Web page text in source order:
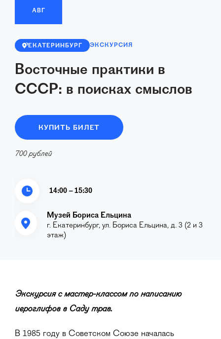
АВГ
ЕКАТЕРИНБУРГ ЭКСКУРСИЯ
Восточные практики в
СССР: в поисках смыслов
КУПИТЬ БИЛЕТ
700 рублей
14:00 – 15:30
Музей Бориса Ельцина
г. Екатеринбург, ул. Бориса Ельцина, д. 3 (2 и 3
этаж)
Экскурсия с мастер-классом по написанию
иероглифов в Саду трав.
В 1985 году в Советском Союзе началась